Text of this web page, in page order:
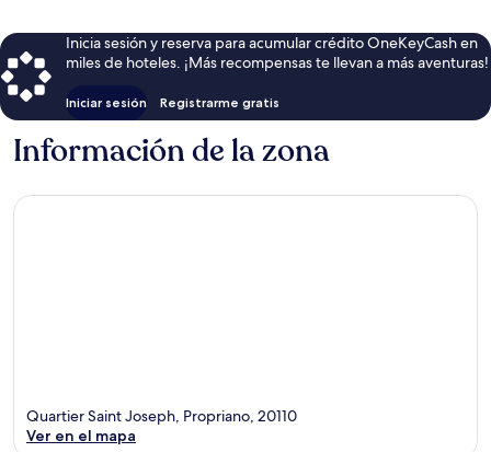
Inicia sesión y reserva para acumular crédito OneKeyCash en
miles de hoteles. ¡Más recompensas te llevan a más aventuras!
Iniciar sesión Registrarme gratis
Información de la zona
Quartier Saint Joseph, Propriano, 20110
Ver en el mapa